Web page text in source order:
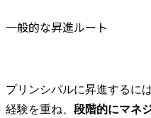
一般的な昇進ルート
プリンシパルに昇進するに
経験を重ね、 段階的にマネ